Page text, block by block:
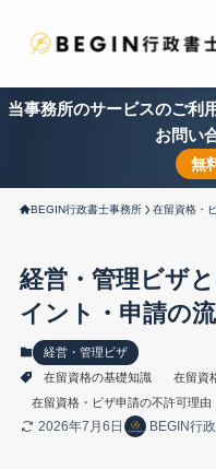
当事務所のサービスのご利
お問い
無
BEGIN行政書士事務所 在留資格・
経営・管理ビザ
イント・申請の
経営・管理ビザ
在留資格の基礎知識
在留資
在留資格・ビザ申請の不許可理由
2026年7月6日 BEGIN行